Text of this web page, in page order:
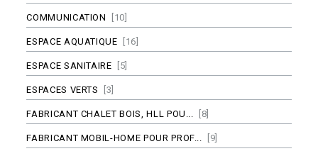
COMMUNICATION [10]
ESPACE AQUATIQUE [16]
ESPACE SANITAIRE [5]
ESPACES VERTS [3]
FABRICANT CHALET BOIS, HLL POU... [8]
FABRICANT MOBIL-HOME POUR PROF... [9]